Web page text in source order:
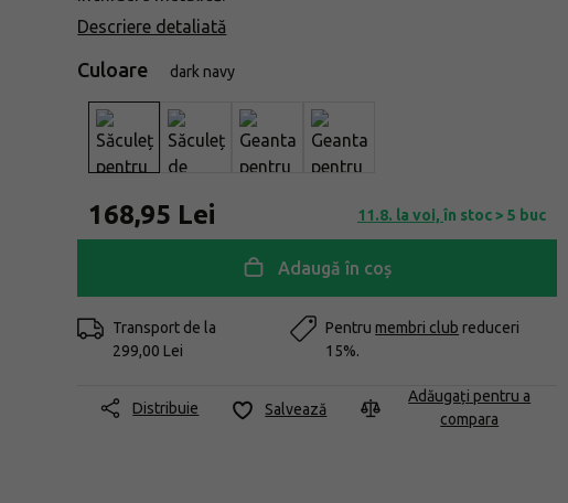
Descriere detaliată
Culoare dark navy
168,95 Lei 11.8. la voi, în stoc > 5 buc
Adaugă în coș
Transport de la
299,00 Lei
Pentrumembri club reduceri
15%.
Distribuie Salvează
Adăugați pentru a
compara